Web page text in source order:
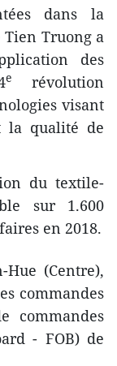
dans la
Truong a
des
e
révolution
visant
la qualité de
du textile-
sur 1.600
en 2018.
(Centre),
commandes
commandes
- FOB) de